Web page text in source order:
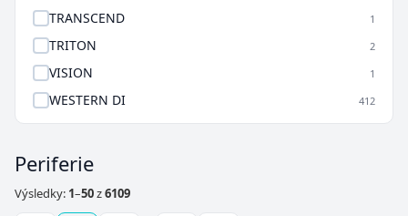
TRANSCEND 1
TRITON 2
VISION 1
WESTERN DI 412
Periferie
Výsledky: 1–50z6109